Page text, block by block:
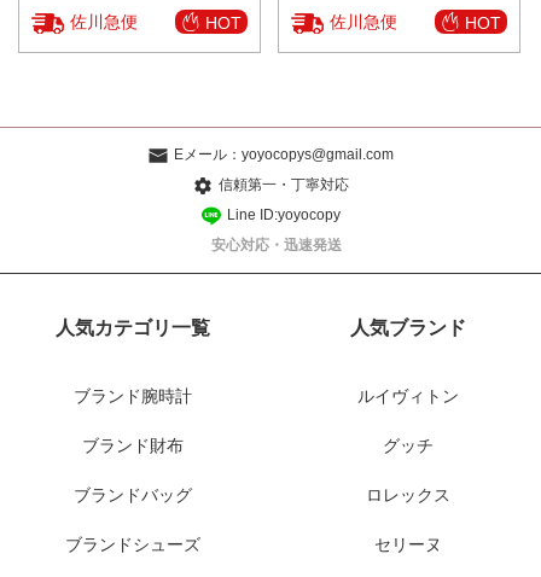
佐川急便 HOT 佐川急便 HOT
Eメール： yoyocopys@gmail.com
信頼第一・丁寧対応
Line ID:yoyocopy
安心対応・迅速発送
人気カテゴリ一覧
ブランド腕時計
ブランド財布
ブランドバッグ
ブランドシューズ
人気ブランド
ルイヴィトン
グッチ
ロレックス
セリーヌ